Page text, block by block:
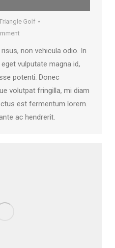
Golf
non vehicula odio. In
vulputate magna id,
potenti. Donec
volutpat fringilla, mi diam
est fermentum lorem.
ac hendrerit.